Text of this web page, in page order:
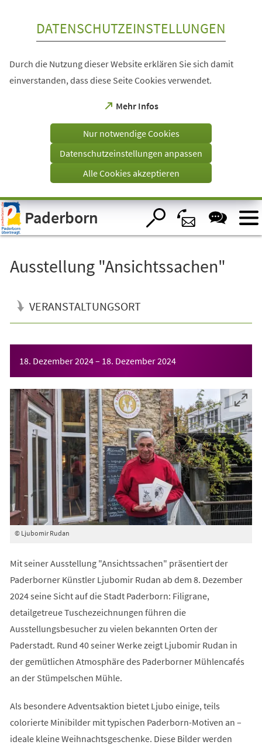
Visuelle
Assistenzsoftware
öffnen.
DATENSCHUTZEINSTELLUNGEN
Durch die Nutzung dieser Website erklären Sie sich damit
einverstanden, dass diese Seite Cookies verwendet.
Mehr Infos
(Öffnet
einem
Tab)
Nur notwendige Cookies
Datenschutzeinstellungen anpassen
Alle Cookies akzeptieren
Paderborn
Ausstellung "Ansichtssachen"
VERANSTALTUNGSORT
18. Dezember 2024– 18. Dezember 2024
© Ljubomir Rudan
Mit seiner Ausstellung "Ansichtssachen" präsentiert der
Paderborner Künstler Ljubomir Rudan ab dem 8. Dezember
2024 seine Sicht auf die Stadt Paderborn: Filigrane,
detailgetreue Tuschezeichnungen führen die
Ausstellungsbesucher zu vielen bekannten Orten der
Paderstadt. Rund 40 seiner Werke zeigt Ljubomir Rudan in
der gemütlichen Atmosphäre des Paderborner Mühlencafés
an der Stümpelschen Mühle.
Als besondere Adventsaktion bietet Ljubo einige, teils
colorierte Minibilder mit typischen Paderborn-Motiven an –
ideale kleine Weihnachtsgeschenke. Diese Bilder werden